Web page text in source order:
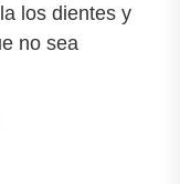
los dientes y
no sea